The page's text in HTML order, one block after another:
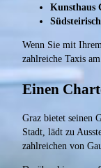
Kunsthaus
Wenn Sie mit
zahlreiche Taxis
Einen
Graz bietet seinen
Stadt, lädt zu
zahlreichen von